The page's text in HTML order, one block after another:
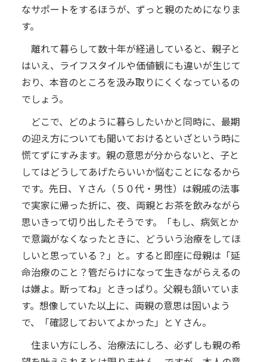
なサポートをするほうが、ずっと親のためになりま
す。
離れて暮らして数十年が経過していると、親子と
はいえ、ライフスタイルや価値観にも違いが生じて
おり、本音のところを汲み取りにくくなっているの
でしょう。
どこで、どのように暮らしたいかと同時に、最期
の迎え方についても聞いておけるといざという時に
慌てずにすみます。親の意思が分からないと、子と
してはどうしてあげたらいいか悩むことになるから
です。先日、Ｙさん（５０代・男性）は親戚の法事
で実家に帰った折に、夜、両親とお茶を飲みながら
思いきって切り出したそうです。「もし、病気とか
で意識がなくなったときに、どういう治療をしてほ
しいと思っている？」と。すると即座に母親は「延
命治療のこと？管だらけになって生きながらえるの
は嫌よ。断ってね」ときっぱり。父親も頷いていま
す。想像していた以上に、両親の意思は固いよう
で、「確認しておいてよかった」とＹさん。
住まい方にしろ、治療法にしろ、必ずしも親の希